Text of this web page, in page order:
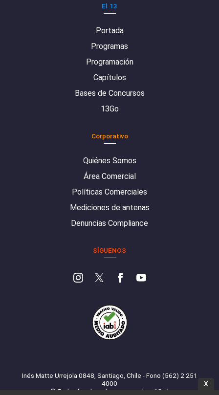
El 13
Portada
Programas
Programación
Capítulos
Bases de Concursos
13Go
Corporativo
Quiénes Somos
Área Comercial
Políticas Comerciales
Mediciones de antenas
Denuncias Compliance
SÍGUENOS
Inés Matte Urrejola 0848, Santiago, Chile - Fono (562) 2 251
4000
© Todos los derechos reservados. 13.cl
X